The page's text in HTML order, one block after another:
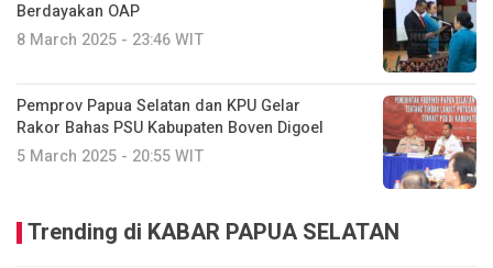
Berdayakan OAP
8 March 2025 - 23:46 WIT
Pemprov Papua Selatan dan KPU Gelar
Rakor Bahas PSU Kabupaten Boven Digoel
5 March 2025 - 20:55 WIT
Trending di KABAR PAPUA SELATAN